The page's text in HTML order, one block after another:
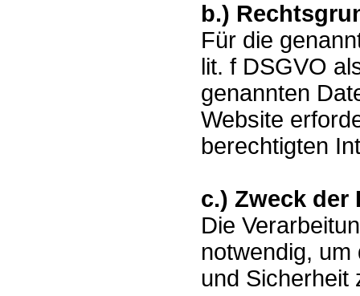
b.)
Für die
lit. f DSGVO
genannten
Website
berechtigten
c.) Zweck der
Die
notwendig,
und Sicherheit